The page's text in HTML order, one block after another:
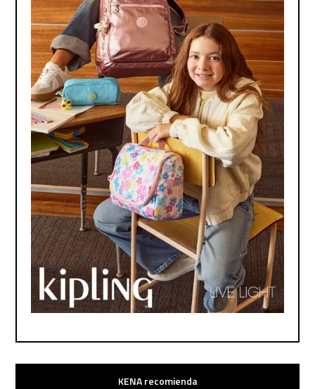
KENA recomienda